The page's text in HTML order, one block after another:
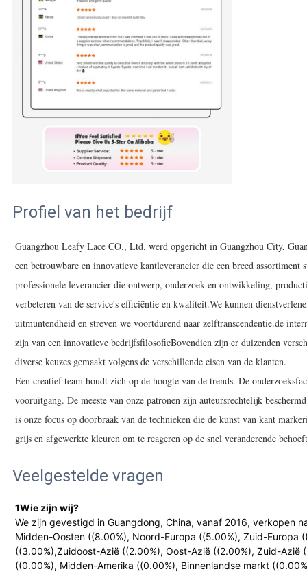
Profiel van het bedrijf
Guangzhou Leafy Lace CO., Ltd. werd opgericht in Guangzhou City,
een betrouwbare en innovatieve kantleverancier die een breed
professionele leverancier die ontwerp, onderzoek en ontwikkeling,
verbeteren van de service's efficiëntie en kwaliteit.We kunnen
uitmuntendheid en streven we voortdurend naar zelftranscendentie.de
zijn van een innovatieve bedrijfsfilosofieBovendien zijn er duizenden
diverse keuzes gemaakt volgens de verschillende eisen van de klanten.
Een creatief team houdt zich op de hoogte van de trends. De
vooruitgang. De meeste van onze patronen zijn auteursrechtelijk
is onze focus op doorbraak van de technieken die de kunst van kant
grijs en afgewerkte kleuren om te reageren op de snel veranderende
Veelgestelde vragen
1Wie zijn wij?
We zijn gevestigd in Guangdong, China, vanaf 2016, verkopen
Midden-Oosten ((8.00%), Noord-Europa ((5.00%), Zuid-Europa
((3.00%),Zuidoost-Azië ((2.00%), Oost-Azië ((2.00%), Zuid-Azië
((0.00%), Midden-Amerika ((0.00%), Binnenlandse markt